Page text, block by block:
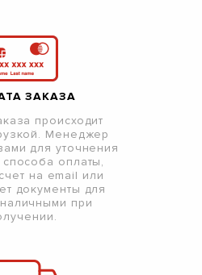
ЗАКАЗА
происходит
Менеджер
для уточнения
оплаты,
на email или
документы для
при